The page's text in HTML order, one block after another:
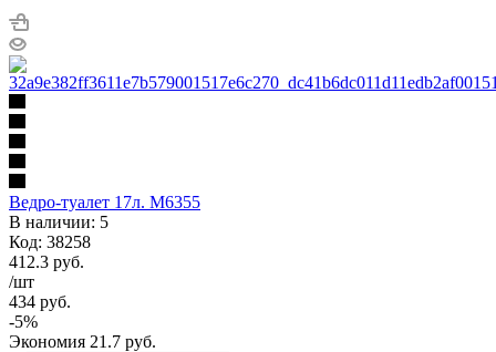
Ведро-туалет 17л. М6355
В наличии: 5
Код: 38258
412.3 руб.
/шт
434 руб.
-5%
Экономия 21.7 руб.